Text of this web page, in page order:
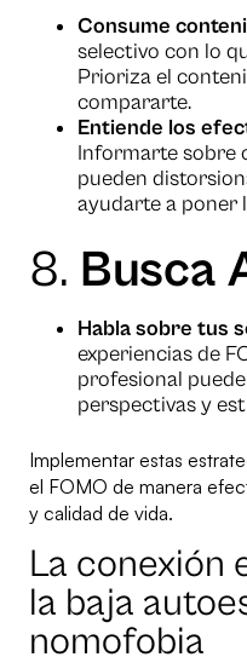
Consume
selectivo con lo
Prioriza el
compararte.
Entiende los
Informarte sobre
pueden
ayudarte a poner
8. Busca
Habla sobre tus
experiencias de
profesional
perspectivas y
Implementar estas
el FOMO de manera
y calidad de vida.
La conexión
la baja
nomofobia